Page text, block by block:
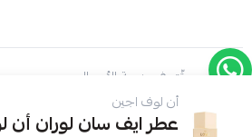
أن لوف اجين
عطر ايف سان لوران أن
موثّق في منصة الأعمال